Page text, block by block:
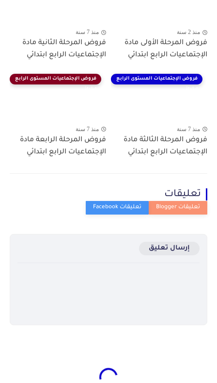
منذ 2 سنة
فروض المرحلة الأولى مادة
الإجتماعيات الرابع ابتدائي
منذ 7 سنة
فروض المرحلة الثانية مادة
الإجتماعيات الرابع ابتدائي
فروض الإجتماعيات المستوى الرابع
منذ 7 سنة
فروض المرحلة الثالثة مادة
الإجتماعيات الرابع ابتدائي
فروض الإجتماعيات المستوى الرابع
منذ 7 سنة
فروض المرحلة الرابعة مادة
الإجتماعيات الرابع ابتدائي
تعليقات
إرسال تعليق